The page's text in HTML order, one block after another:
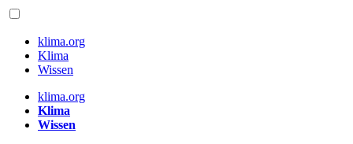
klima.org
Klima
Wissen
klima.org
Klima
Wissen